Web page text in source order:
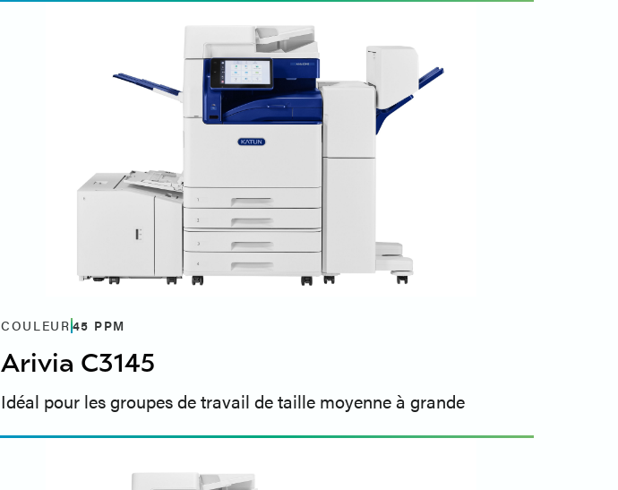
COULEUR45 PPM
Arivia C3145
Idéal pour les groupes de travail de taille moyenne à grande